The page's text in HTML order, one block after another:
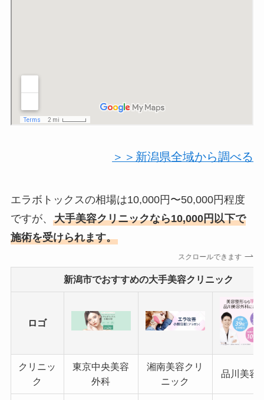
＞＞新潟県全域から調べる
エラボトックスの相場は10,000円〜50,000円程度
ですが、 大手美容クリニックなら10,000円以下で
施術を受けられます。
スクロールできます
新潟市でおすすめの大手美容クリニック
ロゴ
クリニッ
ク
東京中央美容
外科
湘南美容クリ
ニック
品川美容